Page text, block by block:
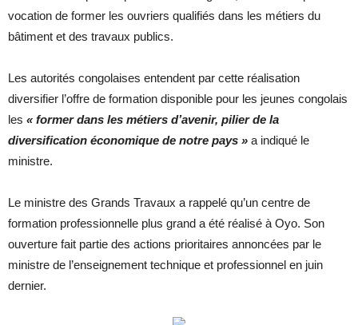
vocation de former les ouvriers qualifiés dans les métiers du
bâtiment et des travaux publics.
Les autorités congolaises entendent par cette réalisation
diversifier l’offre de formation disponible pour les jeunes congolais
les « former dans les métiers d’avenir, pilier de la
diversification économique de notre pays » a indiqué le
ministre.
Le ministre des Grands Travaux a rappelé qu’un centre de
formation professionnelle plus grand a été réalisé à Oyo. Son
ouverture fait partie des actions prioritaires annoncées par le
ministre de l’enseignement technique et professionnel en juin
dernier.